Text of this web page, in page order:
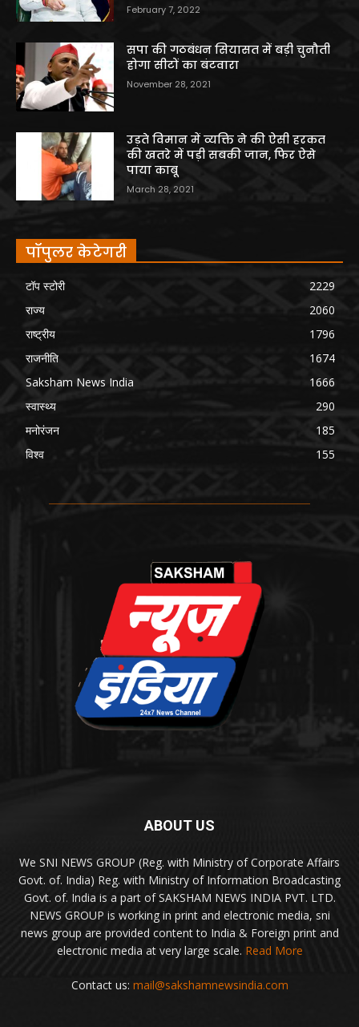
February 7, 2022
सपा की गठबंधन सियासत में बड़ी चुनौती
होगा सीटों का बंटवारा
November 28, 2021
उड़ते विमान में व्यक्ति ने की ऐसी हरकत
की खतरे में पड़ी सबकी जान, फिर ऐसे
पाया काबू
March 28, 2021
पॉपुलर केटेगरी
टॉप स्टोरी
2229
राज्य
2060
राष्ट्रीय
1796
राजनीति
1674
Saksham News India
1666
स्वास्थ्य
290
मनोरंजन
185
विश्व
155
ABOUT US
We SNI NEWS GROUP (Reg. with Ministry of Corporate Affairs
Govt. of. India) Reg. with Ministry of Information Broadcasting
Govt. of. India is a part of SAKSHAM NEWS INDIA PVT. LTD.
NEWS GROUP is working in print and electronic media, sni
news group are provided content to India & Foreign print and
electronic media at very large scale. Read More
Contact us: mail@sakshamnewsindia.com